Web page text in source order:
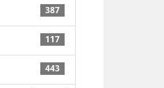
387
117
443